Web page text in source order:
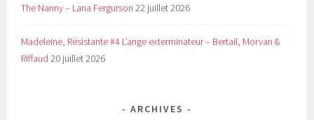
The Nanny – Lana Fergurson 22 juillet 2026
Madeleine, Résistante #4 L’ange exterminateur – Bertail, Morvan &
Riffaud 20 juillet 2026
ARCHIVES